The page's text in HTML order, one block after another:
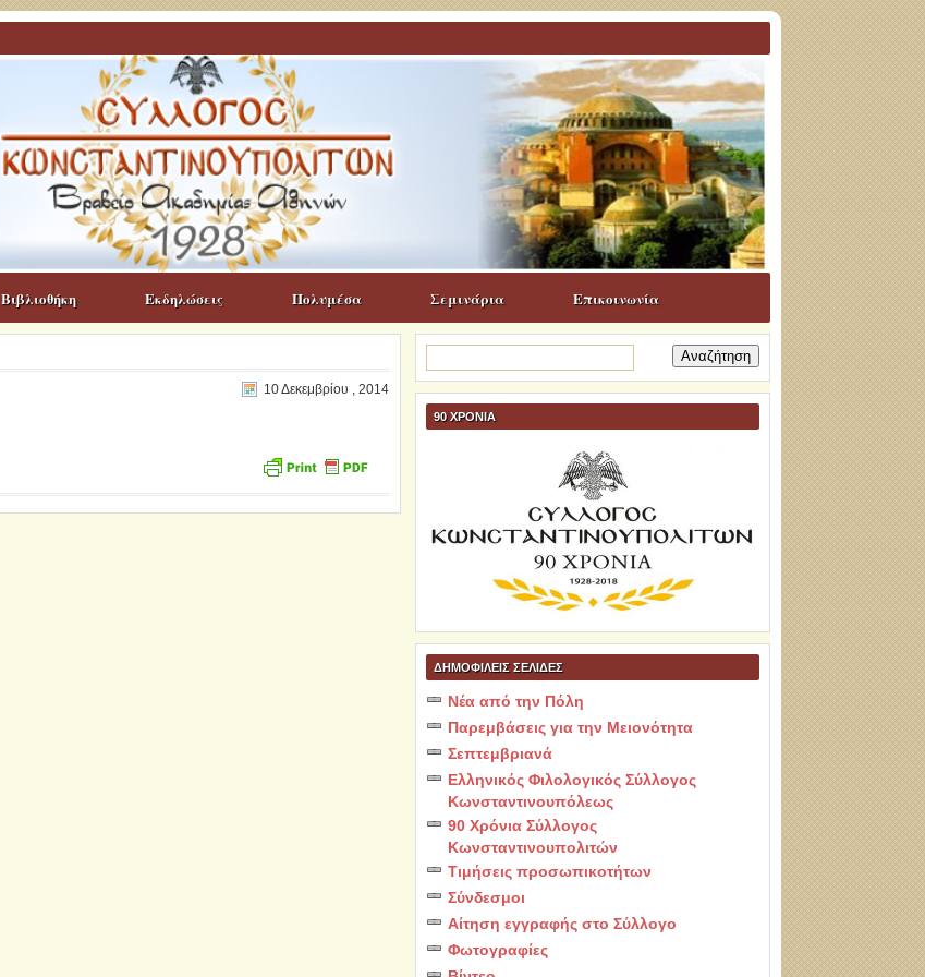
Βιβλιοθήκη Εκδηλώσεις Πολυμέσα Σεμινάρια Επικοινωνία
10 Δεκεμβρίου , 2014
για:
90 ΧΡΟΝΙΑ
ΔΗΜΟΦΙΛΕΙΣ ΣΕΛΙΔΕΣ
Νέα από την Πόλη
Παρεμβάσεις για την Μειονότητα
Σεπτεμβριανά
Ελληνικός Φιλολογικός Σύλλογος
Κωνσταντινουπόλεως
90 Χρόνια Σύλλογος
Κωνσταντινουπολιτών
Τιμήσεις προσωπικοτήτων
Σύνδεσμοι
Αίτηση εγγραφής στο Σύλλογο
Φωτογραφίες